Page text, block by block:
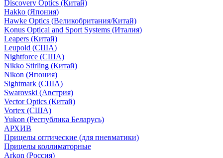
Discovery Optics (Китай)
Hakko (Япония)
Hawke Optics (Великобритания/Китай)
Konus Optical and Sport Systems (Италия)
Leapers (Китай)
Leupold (США)
Nightforce (США)
Nikko Stirling (Китай)
Nikon (Япония)
Sightmark (США)
Swarovski (Австрия)
Vector Optics (Китай)
Vortex (США)
Yukon (Республика Беларусь)
АРХИВ
Прицелы оптические (для пневматики)
Прицелы коллиматорные
Arkon (Россия)